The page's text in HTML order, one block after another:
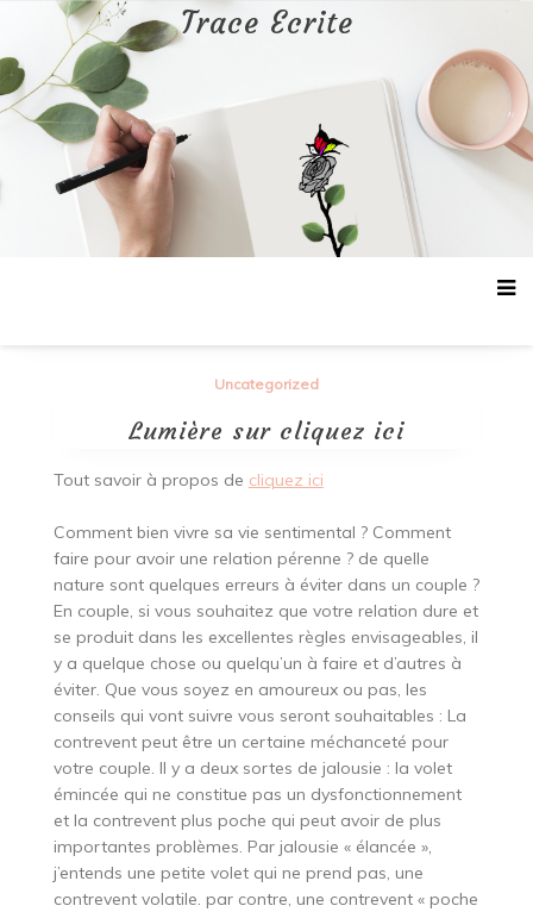
contenu
Trace Ecrite
Uncategorized
Lumière sur cliquez ici
Tout savoir à propos de cliquez ici
Comment bien vivre sa vie sentimental ? Comment
faire pour avoir une relation pérenne ? de quelle
nature sont quelques erreurs à éviter dans un couple ?
En couple, si vous souhaitez que votre relation dure et
se produit dans les excellentes règles envisageables, il
y a quelque chose ou quelqu’un à faire et d’autres à
éviter. Que vous soyez en amoureux ou pas, les
conseils qui vont suivre vous seront souhaitables : La
contrevent peut être un certaine méchanceté pour
votre couple. Il y a deux sortes de jalousie : la volet
émincée qui ne constitue pas un dysfonctionnement
et la contrevent plus poche qui peut avoir de plus
importantes problèmes. Par jalousie « élancée »,
j’entends une petite volet qui ne prend pas, une
contrevent volatile. par contre, une contrevent « poche